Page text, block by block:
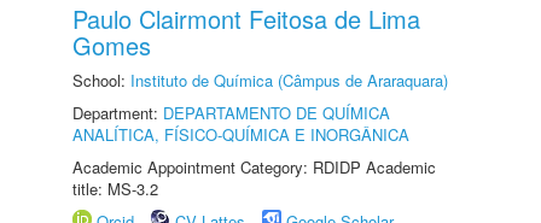
Paulo Clairmont Feitosa de Lima
Gomes
School: Instituto de Química (Câmpus de Araraquara)
Department: DEPARTAMENTO DE QUÍMICA
ANALÍTICA, FÍSICO-QUÍMICA E INORGÂNICA
Academic Appointment Category: RDIDP Academic
title: MS-3.2